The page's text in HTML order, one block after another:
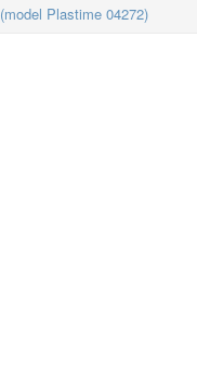
Plastime 04272)